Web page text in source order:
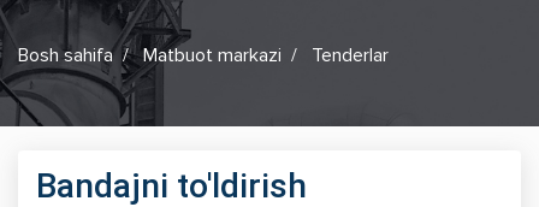
Bosh sahifa Matbuot markazi Tenderlar
Bandajni to'ldirish